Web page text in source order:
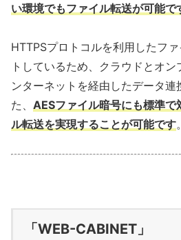
い環境でもファイル転送が可能で
HTTPSプロトコルを利用したフ
トしているため、クラウドとオ
ンターネットを経由したデータ連
た、 AESファイル暗号にも標準で
ル転送を実現することが可能です。
「WEB-CABINET」